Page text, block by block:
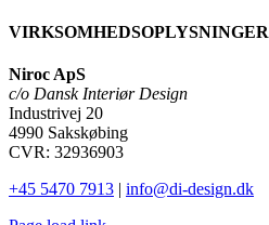
VIRKSOMHEDSOPLYSNINGER
Niroc ApS
c/o Dansk Interiør Design
Industrivej 20
4990 Sakskøbing
CVR: 32936903
+45 5470 7913 | info@di-design.dk